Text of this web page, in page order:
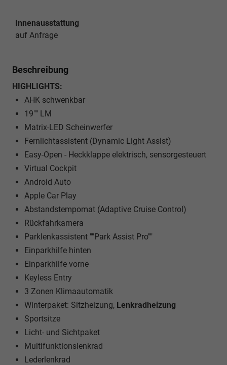
Innenausstattung
auf Anfrage
Beschreibung
HIGHLIGHTS:
AHK schwenkbar
19"" LM
Matrix-LED Scheinwerfer
Fernlichtassistent (Dynamic Light Assist)
Easy-Open - Heckklappe elektrisch, sensorgesteuert
Virtual Cockpit
Android Auto
Apple Car Play
Abstandstempomat (Adaptive Cruise Control)
Rückfahrkamera
Parklenkassistent ""Park Assist Pro""
Einparkhilfe hinten
Einparkhilfe vorne
Keyless Entry
3 Zonen Klimaautomatik
Winterpaket: Sitzheizung, Lenkradheizung
Sportsitze
Licht- und Sichtpaket
Multifunktionslenkrad
Lederlenkrad